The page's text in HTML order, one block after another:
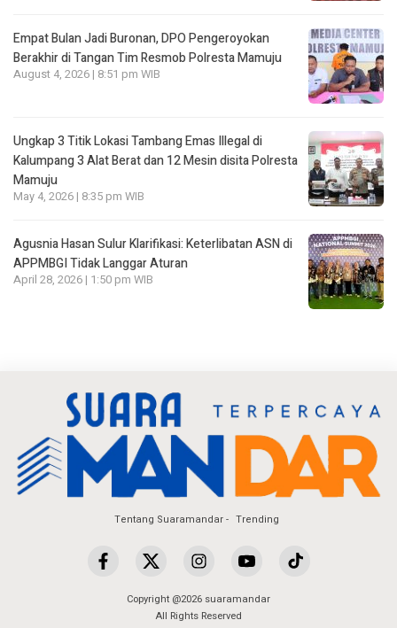
Empat Bulan Jadi Buronan, DPO Pengeroyokan
Berakhir di Tangan Tim Resmob Polresta Mamuju
August 4, 2026 | 8:51 pm WIB
Ungkap 3 Titik Lokasi Tambang Emas Illegal di
Kalumpang 3 Alat Berat dan 12 Mesin disita Polresta
Mamuju
May 4, 2026 | 8:35 pm WIB
Agusnia Hasan Sulur Klarifikasi: Keterlibatan ASN di
APPMBGI Tidak Langgar Aturan
April 28, 2026 | 1:50 pm WIB
Tentang Suaramandar Trending
Copyright @2026 suaramandar
All Rights Reserved